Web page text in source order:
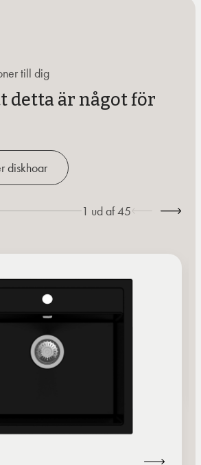
till dig
detta är något för
diskhoar
1 ud af45